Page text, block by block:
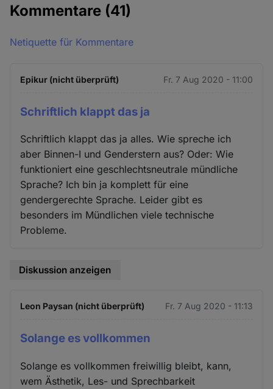
Kommentare (41)
Netiquette für Kommentare
Epikur (nicht überprüft) Fr. 7 Aug 2020 - 11:00
Schriftlich klappt das ja
Schriftlich klappt das ja alles. Wie spreche ich
aber Binnen-I und Genderstern aus? Oder: Wie
funktioniert eine geschlechtsneutrale mündliche
Sprache? Ich bin ja komplett für eine
gendergerechte Sprache. Leider gibt es
besonders im Mündlichen viele technische
Probleme.
Diskussion anzeigen
Leon Paysan (nicht überprüft) Fr. 7 Aug 2020 - 11:13
Solange es vollkommen
Solange es vollkommen freiwillig bleibt, kann,
wem Ästhetik, Les- und Sprechbarkeit